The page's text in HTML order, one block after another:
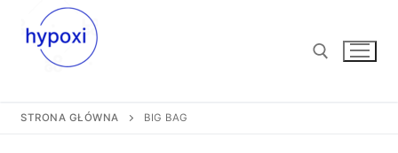
Przejdź
Szukaj:
STRONA GŁÓWNA BIG BAG